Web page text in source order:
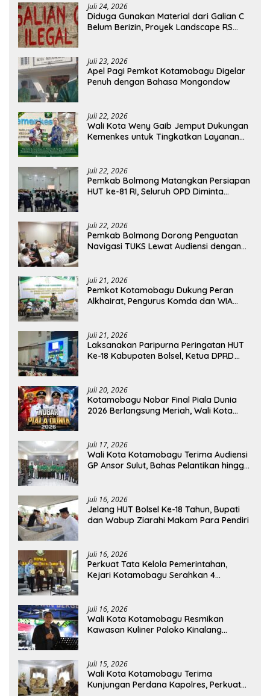
Juli 24, 2026
Diduga Gunakan Material dari Galian C
Belum Berizin, Proyek Landscape RS
Juli 23, 2026
Apel Pagi Pemkot Kotamobagu Digelar
Penuh dengan Bahasa Mongondow
Juli 22, 2026
Wali Kota Weny Gaib Jemput Dukungan
Kemenkes untuk Tingkatkan Layanan
Juli 22, 2026
Pemkab Bolmong Matangkan Persiapan
HUT ke-81 RI, Seluruh OPD Diminta
Juli 22, 2026
Pemkab Bolmong Dorong Penguatan
Navigasi TUKS Lewat Audiensi dengan
Juli 21, 2026
Pemkot Kotamobagu Dukung Peran
Alkhairat, Pengurus Komda dan WIA
Juli 21, 2026
Laksanakan Paripurna Peringatan HUT
Ke-18 Kabupaten Bolsel, Ketua DPRD
Juli 20, 2026
Kotamobagu Nobar Final Piala Dunia
2026 Berlangsung Meriah, Wali Kota
Juli 17, 2026
Wali Kota Kotamobagu Terima Audiensi
GP Ansor Sulut, Bahas Pelantikan hingga
Juli 16, 2026
Jelang HUT Bolsel Ke-18 Tahun, Bupati
dan Wabup Ziarahi Makam Para Pendiri
Juli 16, 2026
Perkuat Tata Kelola Pemerintahan,
Kejari Kotamobagu Serahkan 4
Juli 16, 2026
Wali Kota Kotamobagu Resmikan
Kawasan Kuliner Paloko Kinalang
Juli 15, 2026
Wali Kota Kotamobagu Terima
Kunjungan Perdana Kapolres, Perkuat